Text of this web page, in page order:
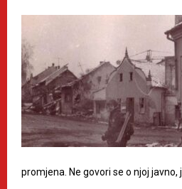
promjena. Ne govori se o njoj javno,